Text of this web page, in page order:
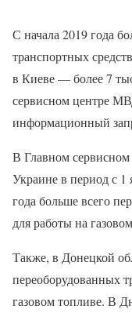
С начала 2019 года
транспортных
в Киеве — более 7
сервисном центре
информационный
В Главном
Украине в период с 1
года больше всего
для работы на
Также, в Донецкой
переоборудованных
газовом топливе. В